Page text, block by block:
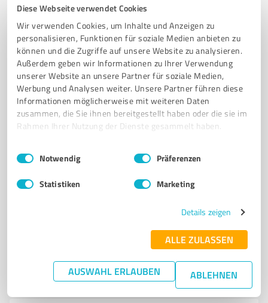
Diese Webseite verwendet Cookies
Wir verwenden Cookies, um Inhalte und Anzeigen zu
personalisieren, Funktionen für soziale Medien anbieten zu
können und die Zugriffe auf unsere Website zu analysieren.
Außerdem geben wir Informationen zu Ihrer Verwendung
unserer Website an unsere Partner für soziale Medien,
Werbung und Analysen weiter. Unsere Partner führen diese
Informationen möglicherweise mit weiteren Daten
zusammen, die Sie ihnen bereitgestellt haben oder die sie im
Rahmen Ihrer Nutzung der Dienste gesammelt haben.
Impressum Datenschutzbestimmungen
Einwilligungsauswahl
Notwendig Präferenzen
Statistiken Marketing
Details zeigen
ALLE ZULASSEN
AUSWAHL ERLAUBEN ABLEHNEN
6 Dienstleistungen
VOLTARIS GmbH Merzig
Umfassende Lösungen für Messstellenbetrieb und
Smart Meter Rollout
MESSSTELLENBETRIEB INTELLIGENTES MESSWESEN
SMART METER ROLLOUT DATENMANAGEMENT
GATEWAY-ADMINISTRATION GERÄTESERVICE STADTWERKE
4,90 / 5,00
14Bewertungen (1 Quelle)